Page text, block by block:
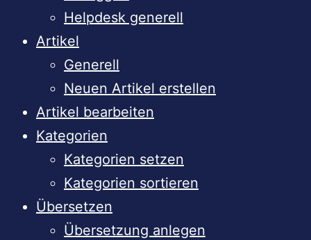
Helpdesk generell
Artikel
Generell
Neuen Artikel erstellen
Artikel bearbeiten
Kategorien
Kategorien setzen
Kategorien sortieren
Übersetzen
Übersetzung anlegen